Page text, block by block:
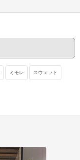
ミモレ スウェット